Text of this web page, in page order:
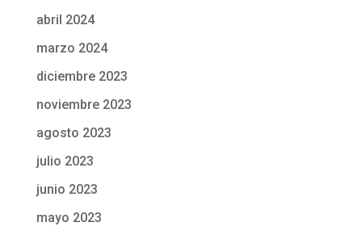
abril 2024
marzo 2024
diciembre 2023
noviembre 2023
agosto 2023
julio 2023
junio 2023
mayo 2023